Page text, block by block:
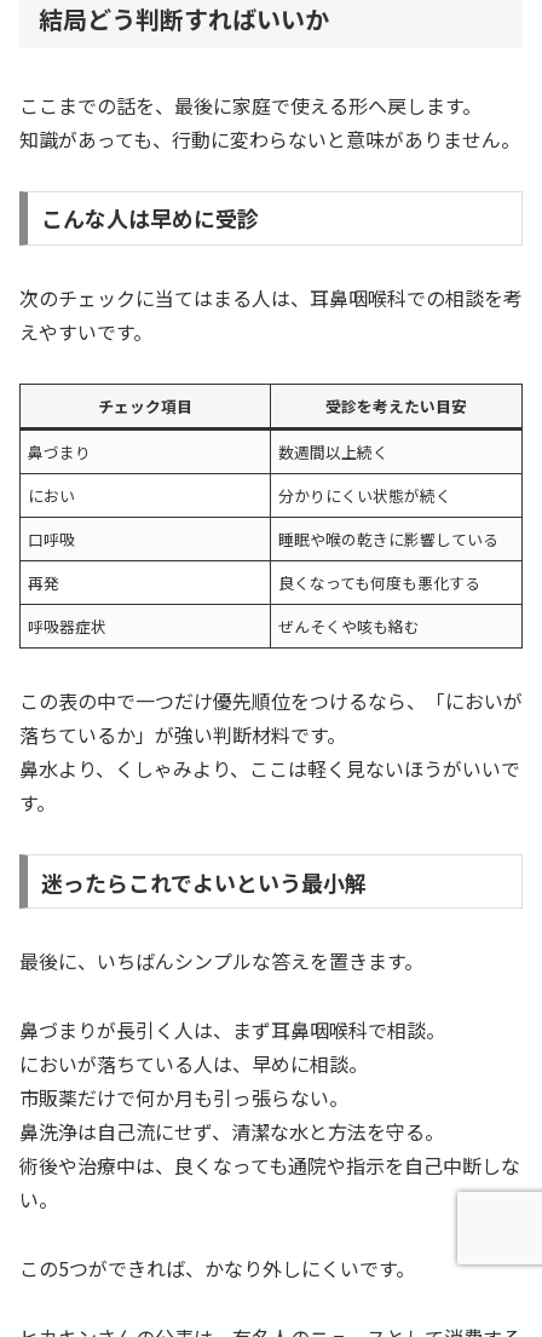
結局どう判断すればいいか
ここまでの話を、最後に家庭で使える形へ戻します。
知識があっても、行動に変わらないと意味がありません。
こんな人は早めに受診
次のチェックに当てはまる人は、耳鼻咽喉科での相談を考
えやすいです。
チェック項目
受診を考えたい目安
鼻づまり
数週間以上続く
におい
分かりにくい状態が続く
口呼吸
睡眠や喉の乾きに影響している
再発
良くなっても何度も悪化する
呼吸器症状
ぜんそくや咳も絡む
この表の中で一つだけ優先順位をつけるなら、「においが
落ちているか」が強い判断材料です。
鼻水より、くしゃみより、ここは軽く見ないほうがいいで
す。
迷ったらこれでよいという最小解
最後に、いちばんシンプルな答えを置きます。
鼻づまりが長引く人は、まず耳鼻咽喉科で相談。
においが落ちている人は、早めに相談。
市販薬だけで何か月も引っ張らない。
鼻洗浄は自己流にせず、清潔な水と方法を守る。
術後や治療中は、良くなっても通院や指示を自己中断しな
い。
この5つができれば、かなり外しにくいです。